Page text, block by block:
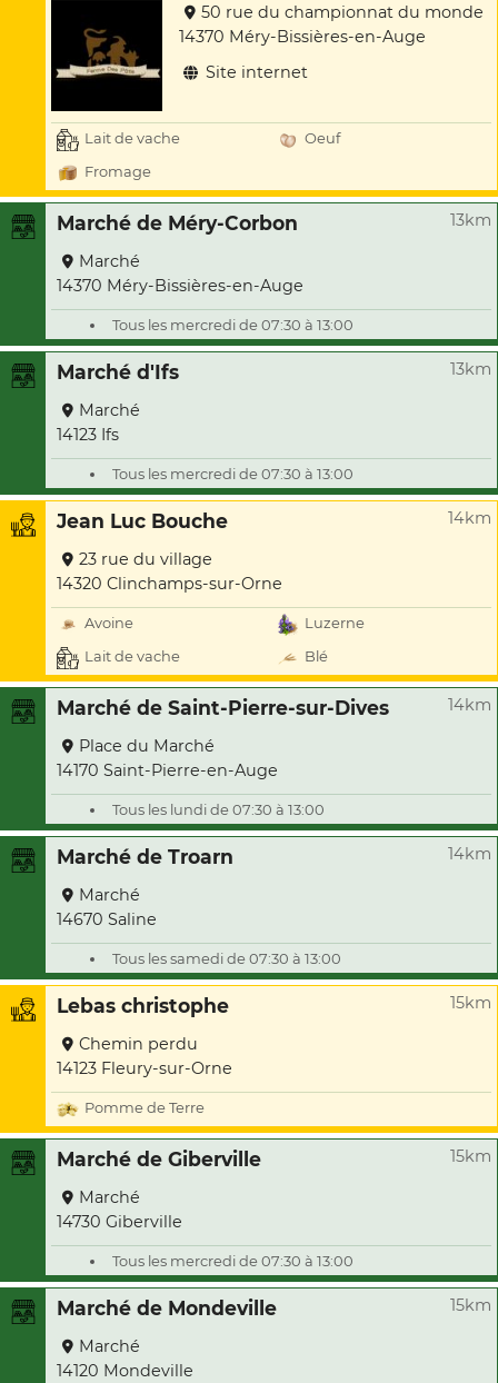
50 rue du championnat du monde
14370 Méry-Bissières-en-Auge
Site internet
Lait de vache
Oeuf
Fromage
Marché de Méry-Corbon 13km
Marché
14370 Méry-Bissières-en-Auge
Tous les mercredi de 07:30 à 13:00
Marché d'Ifs 13km
Marché
14123 Ifs
Tous les mercredi de 07:30 à 13:00
Jean Luc Bouche 14km
23 rue du village
14320 Clinchamps-sur-Orne
Avoine
Luzerne
Lait de vache
Blé
Marché de Saint-Pierre-sur-Dives 14km
Place du Marché
14170 Saint-Pierre-en-Auge
Tous les lundi de 07:30 à 13:00
Marché de Troarn 14km
Marché
14670 Saline
Tous les samedi de 07:30 à 13:00
Lebas christophe 15km
Chemin perdu
14123 Fleury-sur-Orne
Pomme de Terre
Marché de Giberville 15km
Marché
14730 Giberville
Tous les mercredi de 07:30 à 13:00
Marché de Mondeville 15km
Marché
14120 Mondeville